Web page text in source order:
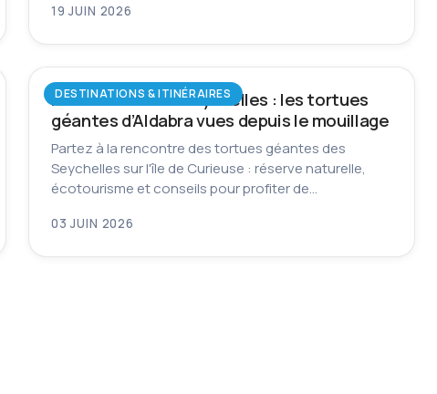
19 JUIN 2026
DESTINATIONS & ITINÉRAIRES
Île Curieuse aux Seychelles : les tortues
géantes d’Aldabra vues depuis le mouillage
Partez à la rencontre des tortues géantes des
Seychelles sur l'île de Curieuse : réserve naturelle,
écotourisme et conseils pour profiter de…
03 JUIN 2026